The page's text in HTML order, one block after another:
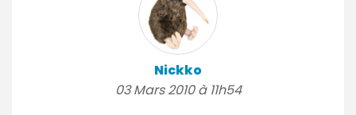
Nickko
03 Mars 2010 à 11h54